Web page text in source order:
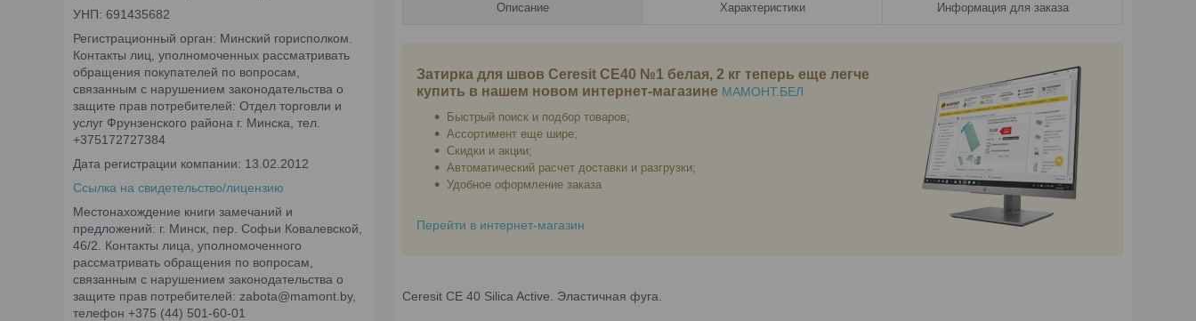
Описание Характеристики Информация для заказа
Затирка для швов Ceresit CE40 №1 белая, 2 кг теперь еще легче
купить в нашем новом интернет-магазине МАМОНТ.БЕЛ
Быстрый поиск и подбор товаров;
Ассортимент еще шире;
Скидки и акции;
Автоматический расчет доставки и разгрузки;
Удобное оформление заказа
Перейти в интернет-магазин
Ceresit СЕ 40 Silica Active. Эластичная фуга.
УНП: 691435682
Регистрационный орган: Минский горисполком.
Контакты лиц, уполномоченных рассматривать
обращения покупателей по вопросам,
связанным с нарушением законодательства о
защите прав потребителей: Отдел торговли и
услуг Фрунзенского района г. Минска, тел.
+375172727384
Дата регистрации компании: 13.02.2012
Ссылка на свидетельство/лицензию
Местонахождение книги замечаний и
предложений: г. Минск, пер. Софьи Ковалевской,
46/2. Контакты лица, уполномоченного
рассматривать обращения по вопросам,
связанным с нарушением законодательства о
защите прав потребителей: zabota@mamont.by,
телефон +375 (44) 501-60-01